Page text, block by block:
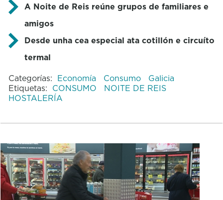
A Noite de Reis reúne grupos de familiares e
amigos
Desde unha cea especial ata cotillón e circuíto
termal
Categorías: Economía Consumo
Galicia
Etiquetas: CONSUMO
NOITE DE REIS
HOSTALERÍA